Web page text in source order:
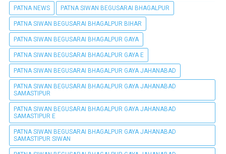
PATNA NEWS PATNA SIWAN BEGUSARAI BHAGALPUR
PATNA SIWAN BEGUSARAI BHAGALPUR BIHAR
PATNA SIWAN BEGUSARAI BHAGALPUR GAYA
PATNA SIWAN BEGUSARAI BHAGALPUR GAYA E
PATNA SIWAN BEGUSARAI BHAGALPUR GAYA JAHANABAD
PATNA SIWAN BEGUSARAI BHAGALPUR GAYA JAHANABAD
SAMASTIPUR
PATNA SIWAN BEGUSARAI BHAGALPUR GAYA JAHANABAD
SAMASTIPUR E
PATNA SIWAN BEGUSARAI BHAGALPUR GAYA JAHANABAD
SAMASTIPUR SIWAN